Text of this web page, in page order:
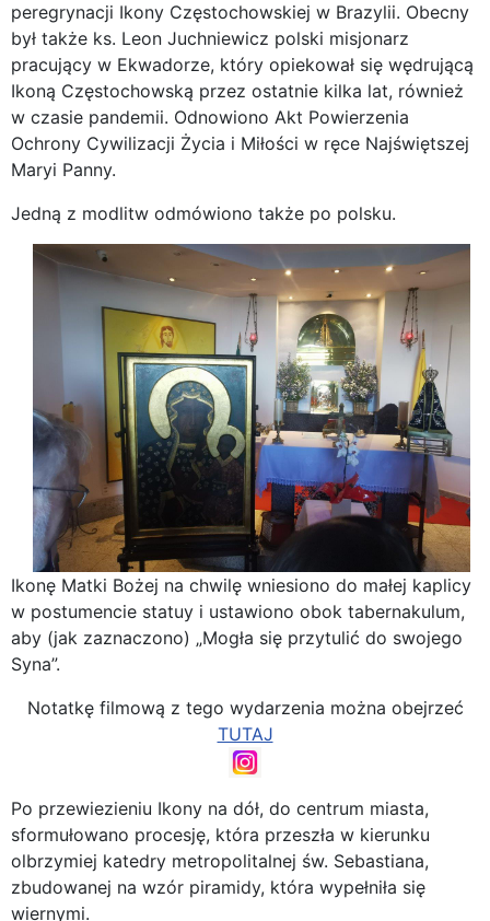
peregrynacji Ikony Częstochowskiej w Brazylii. Obecny
był także ks. Leon Juchniewicz polski misjonarz
pracujący w Ekwadorze, który opiekował się wędrującą
Ikoną Częstochowską przez ostatnie kilka lat, również
w czasie pandemii. Odnowiono Akt Powierzenia
Ochrony Cywilizacji Życia i Miłości w ręce Najświętszej
Maryi Panny.
Jedną z modlitw odmówiono także po polsku.
Ikonę Matki Bożej na chwilę wniesiono do małej kaplicy
w postumencie statuy i ustawiono obok tabernakulum,
aby (jak zaznaczono) „Mogła się przytulić do swojego
Syna”.
Notatkę filmową z tego wydarzenia można obejrzeć
TUTAJ
Po przewiezieniu Ikony na dół, do centrum miasta,
sformułowano procesję, która przeszła w kierunku
olbrzymiej katedry metropolitalnej św. Sebastiana,
zbudowanej na wzór piramidy, która wypełniła się
wiernymi.